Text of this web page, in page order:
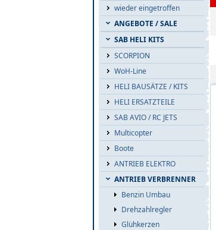
wieder eingetroffen
ANGEBOTE / SALE
SAB HELI KITS
SCORPION
WoH-Line
HELI BAUSÄTZE / KITS
HELI ERSATZTEILE
SAB AVIO / RC JETS
Multicopter
Boote
ANTRIEB ELEKTRO
ANTRIEB VERBRENNER
Benzin Umbau
Drehzahlregler
Glühkerzen